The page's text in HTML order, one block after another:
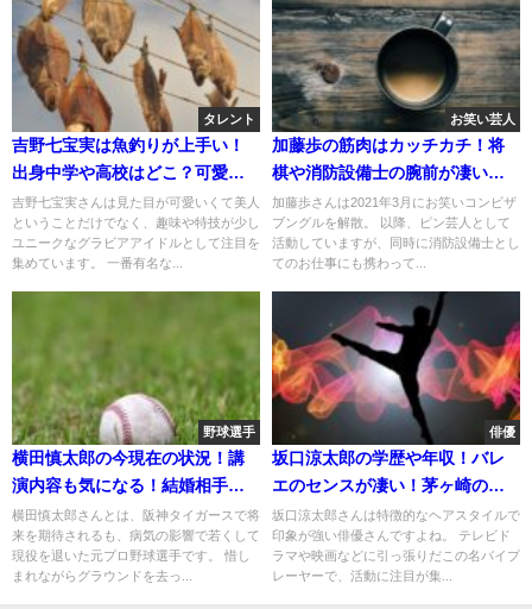
タレント
吉野七宝実は魚釣りが上手い！
出身中学や高校はどこ？可愛い
けど彼氏はいる？
吉野七宝実さんは見た目が可愛いくて美人
ということだけでなく、趣味や特技が少し
ユニークなグラビアアイドルとして注目を
集めています。 一番有名な...
お笑い芸人
加藤歩の筋肉はカッチカチ！将
棋や消防設備士の腕前が凄い！
自宅はどこ？
加藤歩さんは2021年3月にお笑いコンビザ
ブングルを解散。 以降、ピン芸人として
活動していますが、同時に消防設備士とし
てのお仕事にも携わって...
野球選手
横田慎太郎の今現在の状況！講
演内容も気になる！結婚相手は
いる？
横田慎太郎さんとは、阪神タイガースで将
来を期待されるも、病気の影響で若くして
現役を退いた元プロ野球選手です。 惜し
まれながらグラウンドを去っ...
俳優
坂口涼太郎の学歴や年収！バレ
エのセンスが凄い！茅ヶ崎のゆ
かりの地は？
坂口涼太郎さんは特徴的なヘアスタイルで
印象が強い俳優さんですよね。 テレビド
ラマや映画などに引っ張りだこの名バイプ
レーヤーで、活動に注目が集...